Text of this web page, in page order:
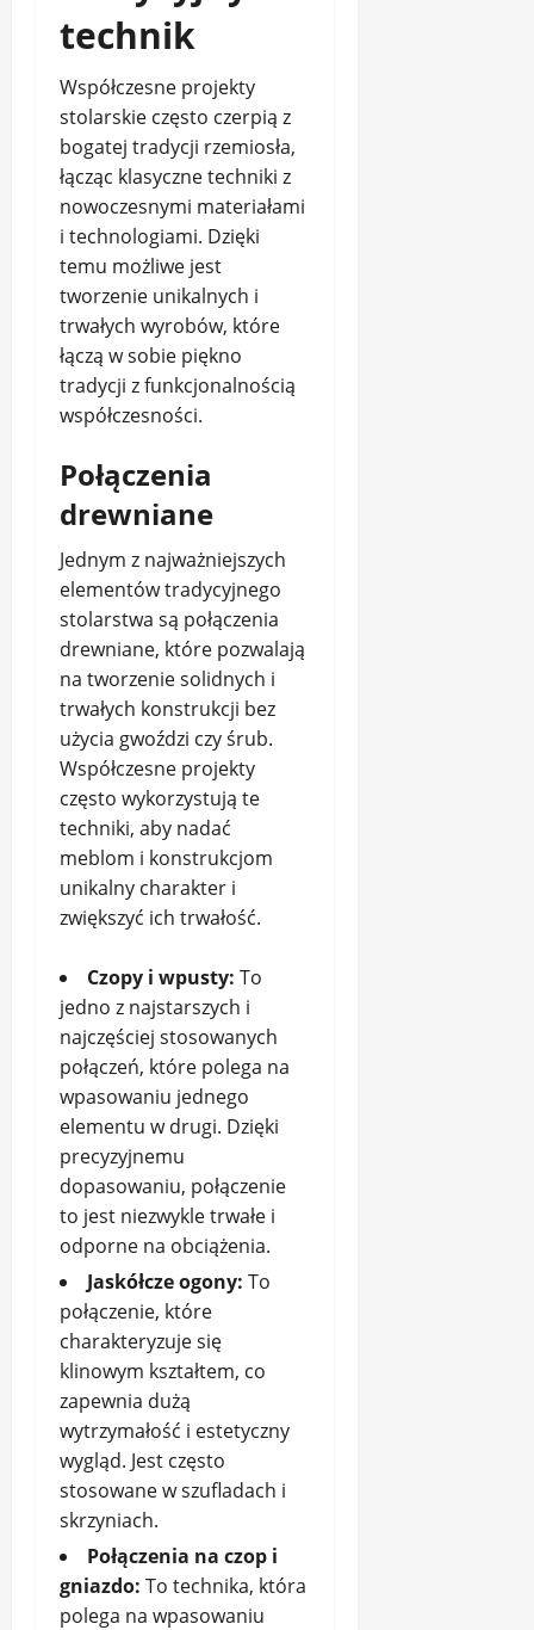
technik
Współczesne projekty
stolarskie często czerpią z
bogatej tradycji rzemiosła,
łącząc klasyczne techniki z
nowoczesnymi materiałami
i technologiami. Dzięki
temu możliwe jest
tworzenie unikalnych i
trwałych wyrobów, które
łączą w sobie piękno
tradycji z funkcjonalnością
współczesności.
Połączenia
drewniane
Jednym z najważniejszych
elementów tradycyjnego
stolarstwa są połączenia
drewniane, które pozwalają
na tworzenie solidnych i
trwałych konstrukcji bez
użycia gwoździ czy śrub.
Współczesne projekty
często wykorzystują te
techniki, aby nadać
meblom i konstrukcjom
unikalny charakter i
zwiększyć ich trwałość.
Czopy i wpusty: To
jedno z najstarszych i
najczęściej stosowanych
połączeń, które polega na
wpasowaniu jednego
elementu w drugi. Dzięki
precyzyjnemu
dopasowaniu, połączenie
to jest niezwykle trwałe i
odporne na obciążenia.
Jaskółcze ogony: To
połączenie, które
charakteryzuje się
klinowym kształtem, co
zapewnia dużą
wytrzymałość i estetyczny
wygląd. Jest często
stosowane w szufladach i
skrzyniach.
Połączenia na czop i
gniazdo: To technika, która
polega na wpasowaniu